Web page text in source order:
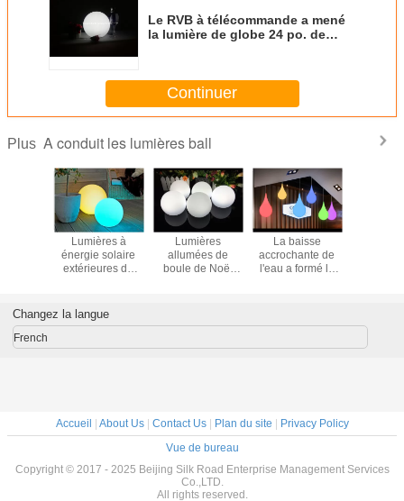
Le RVB à télécommande a mené
la lumière de globe 24 po. de
Continuer
Plus A conduit les lumières ball
client
Lumières à
énergie solaire
extérieures de
changement de
couleurs
Lumières
allumées de
boule de Noël
de LED longue
La baisse
accrochante de
l'eau a formé la
pièce/magasin
Deco
Changez la langue
French
Accueil About Us| Contact Us| Plan du site
Privacy Policy
Vue de bureau
Copyright © 2017 - 2025 Beijing Silk Road Enterprise Management Services
Co.,LTD.
All rights reserved.